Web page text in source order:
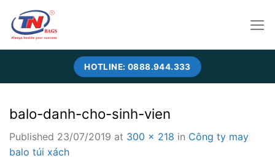
content
HOTLINE: 0888.944.333
balo-danh-cho-sinh-vien
Published 23/07/2019 at 300 × 218 in Công ty may
balo túi xách